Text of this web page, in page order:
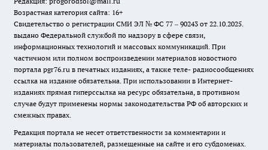
Возрастная категория сайта: 16+
Свидетельство о регистрации СМИ ЭЛ № ФС 77 – 90243 от 22.10.2025.
выдано Федеральной службой по надзору в сфере связи,
информационных технологий и массовых коммуникаций. При
частичном или полном воспроизведении материалов новостного
портала pgr76.ru в печатных изданиях, а также теле- радиосообщениях
ссылка на издание обязательна. При использовании в Интернет-
изданиях прямая гиперссылка на ресурс обязательна, в противном
случае будут применены нормы законодательства РФ об авторских и
смежных правах.
Редакция портала не несет ответственности за комментарии и
материалы пользователей, размещенные на сайте и его субдоменах.